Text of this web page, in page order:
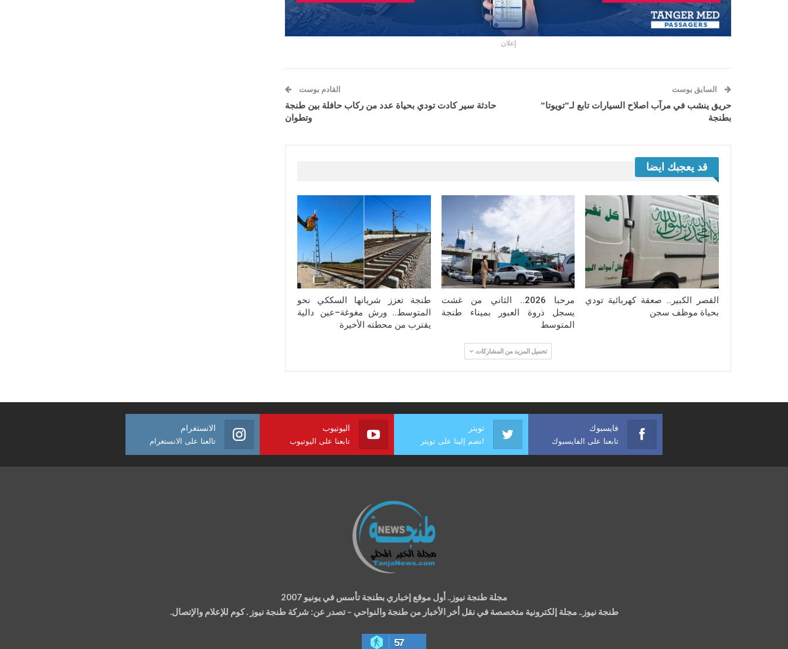
إعلان
السابق بوست
حريق ينشب في مرآب اصلاح السيارات تابع لـ”تويوتا”
بطنجة
القادم بوست
حادثة سير كادت تودي بحياة عدد من ركاب حافلة بين طنجة
وتطوان
قد يعجبك ايضا
القصر الكبير.. صعقة كهربائية تودي
بحياة موظف سجن
مرحبا 2026.. الثاني من غشت
يسجل ذروة العبور بميناء طنجة
المتوسط
طنجة تعزز شريانها السككي نحو
المتوسط.. ورش مغوغة–عين دالية
يقترب من محطته الأخيرة
تحميل المزيد من المشاركات
فايسبوك
تابعنا على الفايسبوك
تويتر
انضم إلينا على تويتر
اليوتيوب
تابعنا على اليوتيوب
الانستغرام
تالعنا على الانستغرام
مجلة طنجة نيوز.. أول موقع إخباري بطنجة تأسس في يونيو 2007
طنجة نيوز.. مجلة إلكترونية متخصصة في نقل أخر الأخبار من طنجة والنواحي – تصدر عن: شركة طنجة نيوز . كوم للإعلام والإتصال.
57